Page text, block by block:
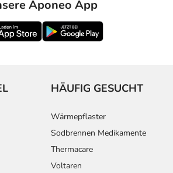
Aponeo App
HÄUFIG GESUCHT
Wärmepflaster
Sodbrennen Medikamente
Thermacare
Voltaren